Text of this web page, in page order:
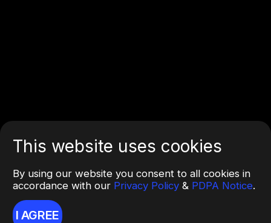
This website uses cookies
By using our website you consent to all cookies in
accordance with our Privacy Policy & PDPA Notice.
I AGREE